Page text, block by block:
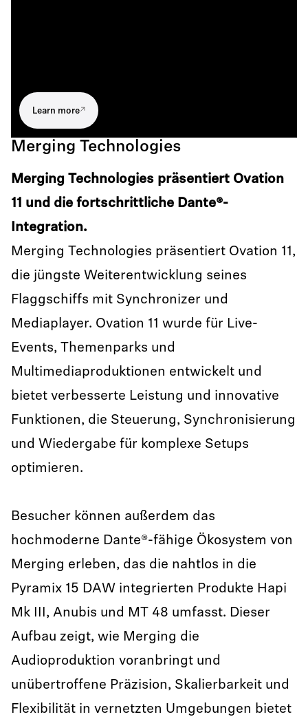
Learn more
Merging Technologies
Merging Technologies präsentiert Ovation
11 und die fortschrittliche Dante®-
Integration.
Merging Technologies präsentiert Ovation 11,
die jüngste Weiterentwicklung seines
Flaggschiffs mit Synchronizer und
Mediaplayer. Ovation 11 wurde für Live-
Events, Themenparks und
Multimediaproduktionen entwickelt und
bietet verbesserte Leistung und innovative
Funktionen, die Steuerung, Synchronisierung
und Wiedergabe für komplexe Setups
optimieren.
Besucher können außerdem das
hochmoderne Dante®-fähige Ökosystem von
Merging erleben, das die nahtlos in die
Pyramix 15 DAW integrierten Produkte Hapi
Mk III, Anubis und MT 48 umfasst. Dieser
Aufbau zeigt, wie Merging die
Audioproduktion voranbringt und
unübertroffene Präzision, Skalierbarkeit und
Flexibilität in vernetzten Umgebungen bietet